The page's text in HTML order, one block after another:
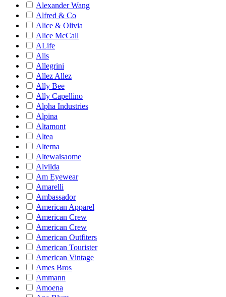
Alexander Wang
Alfred & Co
Alice & Olivia
Alice McCall
ALife
Alis
Allegrini
Allez Allez
Ally Bee
Ally Capellino
Alpha Industries
Alpina
Altamont
Altea
Alterna
Altewaisaome
Alvilda
Am Eyewear
Amarelli
Ambassador
American Apparel
American Crew
American Crew
American Outfiters
American Tourister
American Vintage
Ames Bros
Ammann
Amoena